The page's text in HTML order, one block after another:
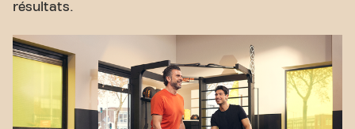
résultats.